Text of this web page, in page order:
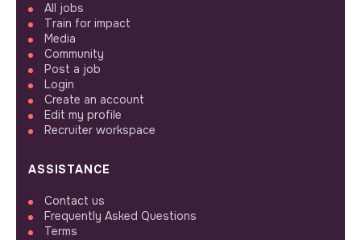
All jobs
Train for impact
Media
Community
Post a job
Login
Create an account
Edit my profile
Recruiter workspace
ASSISTANCE
Contact us
Frequently Asked Questions
Terms